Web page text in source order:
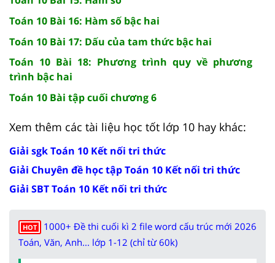
Toán 10 Bài 16: Hàm số bậc hai
Toán 10 Bài 17: Dấu của tam thức bậc hai
Toán 10 Bài 18: Phương trình quy về phương
trình bậc hai
Toán 10 Bài tập cuối chương 6
Xem thêm các tài liệu học tốt lớp 10 hay khác:
Giải sgk Toán 10 Kết nối tri thức
Giải Chuyên đề học tập Toán 10 Kết nối tri thức
Giải SBT Toán 10 Kết nối tri thức
HOT
1000+ Đề thi cuối kì 2 file word cấu trúc mới 2026
Toán, Văn, Anh... lớp 1-12 (chỉ từ 60k)